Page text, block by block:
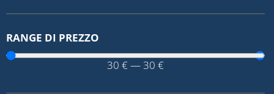
RANGE DI PREZZO
30 € — 30 €